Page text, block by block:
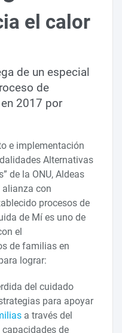
el calor
de un especial
de
2017 por
e implementación
Alternativas
de la ONU, Aldeas
alianza con
procesos de
de Mí es uno de
el
de familias en
lograr:
del cuidado
para apoyar
a través del
de